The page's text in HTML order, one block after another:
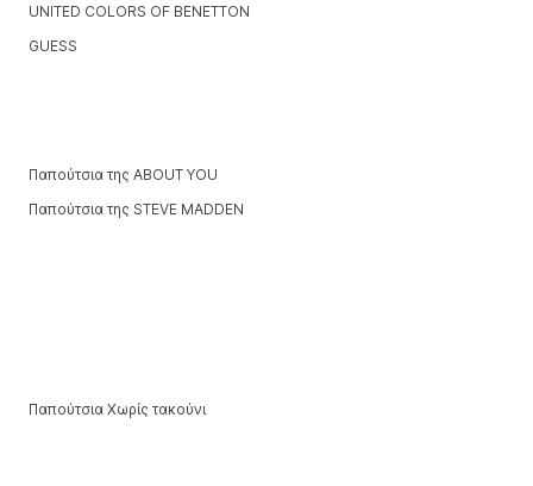
UNITED COLORS OF BENETTON
GUESS
Παπούτσια της ABOUT YOU
Παπούτσια της STEVE MADDEN
Παπούτσια Χωρίς τακούνι